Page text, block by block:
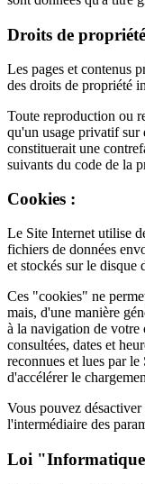
Droits de
Les pages et contenus
des droits de propriété
Toute reproduction ou
qu'un usage privatif sur
constituerait une
suivants du code de la
Cookies :
Le Site Internet utilise
fichiers de données
et stockés sur le disque
Ces "cookies" ne
mais, d'une manière
à la navigation de votre
consultées, dates et
reconnues et lues par
d'accélérer le
Vous pouvez
l'intermédiaire des
Loi